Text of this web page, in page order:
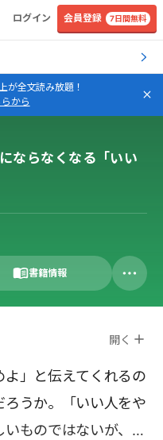
ログイン 会員登録 7日間無料
が全文読み放題！
から
ならなくなる「いい
書籍情報
開く
」と伝えてくれるの
うか。「いい人をや
ものではないが、